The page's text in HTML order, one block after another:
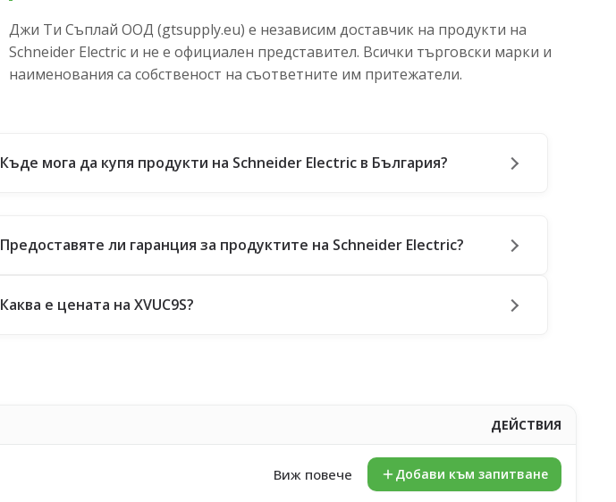
Джи Ти Съплай ООД (gtsupply.eu) е независим доставчик на продукти на
Schneider Electric и не е официален представител. Всички търговски марки и
наименования са собственост на съответните им притежатели.
Къде мога да купя продукти на Schneider Electric в България?
Предоставяте ли гаранция за продуктите на Schneider Electric?
Каква е цената на XVUC9S?
ДЕЙСТВИЯ
Виж повече Добави към запитване